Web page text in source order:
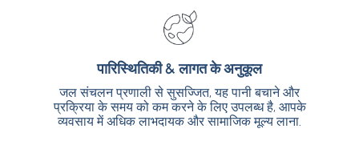
पारिस्थितिकी & लागत के अनुकूल
जल संचलन प्रणाली से सुसज्जित, यह पानी बचाने और
प्रक्रिया के समय को कम करने के लिए उपलब्ध है, आपके
व्यवसाय में अधिक लाभदायक और सामाजिक मूल्य लाना.
पारिस्थितिकी & लागत के अनुकूल
जल संचलन प्रणाली से सुसज्जित, यह पानी बचाने और
प्रक्रिया के समय को कम करने के लिए उपलब्ध है, आपके
व्यवसाय में अधिक लाभदायक और सामाजिक मूल्य लाना.